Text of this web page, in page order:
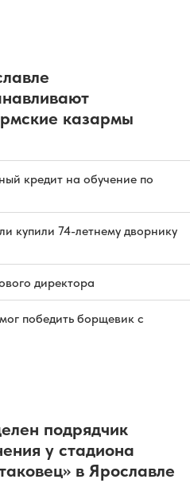
казармы
кредит на обучение по
купили 74-летнему дворнику
директора
победить борщевик с
подрядчик
у стадиона
в Ярославле